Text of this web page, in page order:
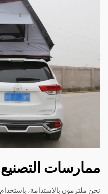
ممارسات
نحن ملتزمون بالاستدامة،